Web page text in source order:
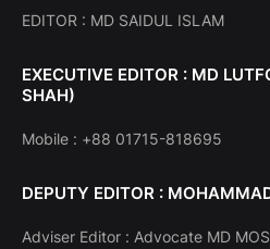
EDITOR : MD SAIDUL ISLAM
EXECUTIVE EDITOR : MD
SHAH)
Mobile : +88 01715-818695
DEPUTY EDITOR :
Adviser Editor : Advocate MD